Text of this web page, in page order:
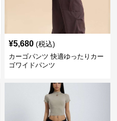
¥5,680 (税込)
カーゴパンツ 快適ゆったりカー
ゴワイドパンツ